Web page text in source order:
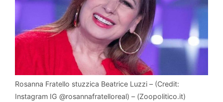
Rosanna Fratello stuzzica Beatrice Luzzi – (Credit:
Instagram IG @rosannafratelloreal) – (Zoopolitico.it)